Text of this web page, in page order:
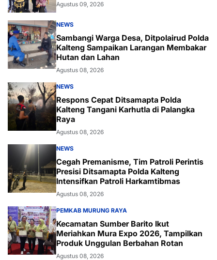
Agustus 09, 2026
NEWS
Sambangi Warga Desa, Ditpolairud Polda
Kalteng Sampaikan Larangan Membakar
Hutan dan Lahan
Agustus 08, 2026
NEWS
Respons Cepat Ditsamapta Polda
Kalteng Tangani Karhutla di Palangka
Raya
Agustus 08, 2026
NEWS
Cegah Premanisme, Tim Patroli Perintis
Presisi Ditsamapta Polda Kalteng
Intensifkan Patroli Harkamtibmas
Agustus 08, 2026
PEMKAB MURUNG RAYA
Kecamatan Sumber Barito Ikut
Meriahkan Mura Expo 2026, Tampilkan
Produk Unggulan Berbahan Rotan
Agustus 08, 2026